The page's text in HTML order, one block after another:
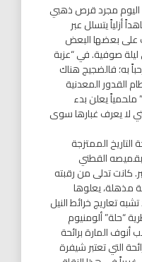
مجرد قرص ذهبي
أزلياً يتسلل عبر
على بعضها البعض
ليلة صوفية. في “عزبة
به؛ فالضجيج هناك
القدور المعدنية
يعلن بدء
لا يعرف غبارها سوى
الممتزجة
القطني
كانت تدلى من رقبته
مذهلة، يعلوها
تعاريج خرائط النيل
“حلة” ألومنيوم
أنوف المارة برائحة
التي تعتبر شيفرة